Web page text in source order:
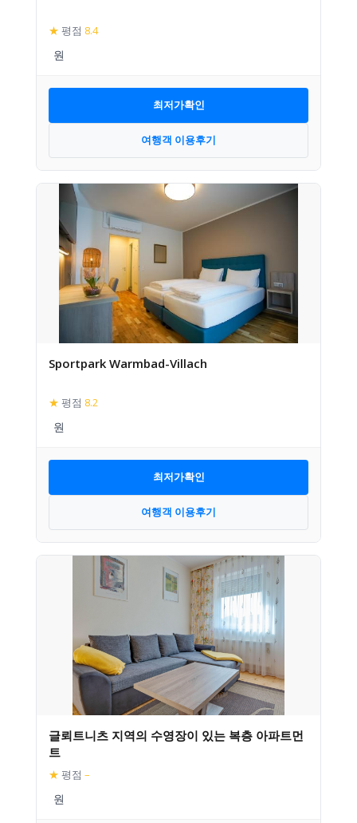
★ 평점 8.4
최저가확인
여행객 이용후기
Sportpark Warmbad-Villach
★ 평점 8.2
최저가확인
여행객 이용후기
글뢰트니츠 지역의 수영장이 있는 복층 아파트먼
트
★ 평점 –